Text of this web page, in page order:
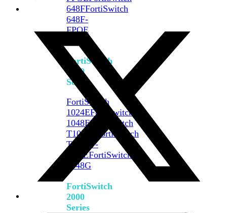
648FFortiSwitch
648F-
FPOE
FortiSwitch
1000
Series
FortiSwitch
1024EFortiSwitch
1048EFortiSwitch
T1024E
FortiSwitch
T1024F-
FPOEFortiSwitch
1048G
FortiSwitch
2000
Series